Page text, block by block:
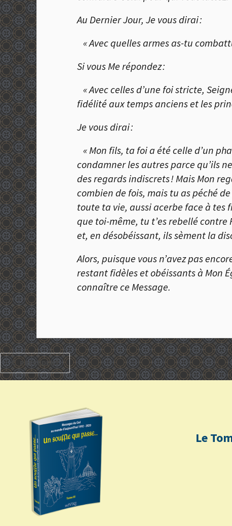
Au Dernier Jour, Je vous dirai :
« Avec quelles armes as-tu
Si vous Me répondez :
« Avec celles d’une foi stricte,
fidélité aux temps anciens et les
Je vous dirai :
« Mon fils, ta foi a été celle d’un
condamner les autres parce qu’ils
des regards indiscrets ! Mais Mon
combien de fois, mais tu as péché
toute ta vie, aussi acerbe face à tes
que toi-même, tu t’es rebellé contre
et, en désobéissant, ils sèment la
Alors, puisque vous n’avez pas
restant fidèles et obéissants à Mon
connaître ce Message.
PRÉCÉDENT
Le